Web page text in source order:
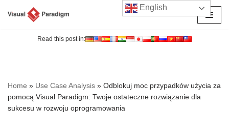
Read this post in:
Home » Use Case Analysis » Odblokuj moc przypadków użycia za
pomocą Visual Paradigm: Twoje ostateczne rozwiązanie dla
sukcesu w rozwoju oprogramowania
English